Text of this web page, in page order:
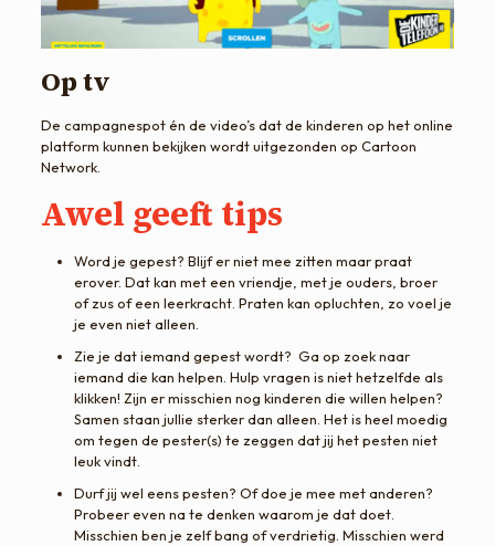
Op tv
De campagnespot én de video’s dat de kinderen op het online
platform kunnen bekijken wordt uitgezonden op Cartoon
Network.
Awel geeft tips
Word je gepest? Blijf er niet mee zitten maar praat
erover. Dat kan met een vriendje, met je ouders, broer
of zus of een leerkracht. Praten kan opluchten, zo voel je
je even niet alleen.
Zie je dat iemand gepest wordt? Ga op zoek naar
iemand die kan helpen. Hulp vragen is niet hetzelfde als
klikken! Zijn er misschien nog kinderen die willen helpen?
Samen staan jullie sterker dan alleen. Het is heel moedig
om tegen de pester(s) te zeggen dat jij hetpesten niet
leuk vindt.
Durf jij wel eenspesten? Of doe je mee met anderen?
Probeer even na te denken waarom je dat doet.
Misschien ben je zelf bang of verdrietig. Misschien werd